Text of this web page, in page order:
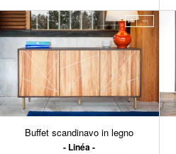
Buffet scandinavo in legno
Linéa